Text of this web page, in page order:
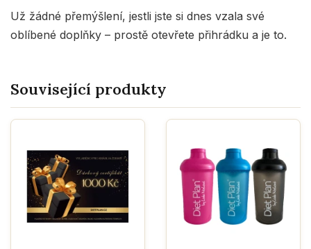
Už žádné přemýšlení, jestli jste si dnes vzala své
oblíbené doplňky – prostě otevřete přihrádku a je to.
Související produkty